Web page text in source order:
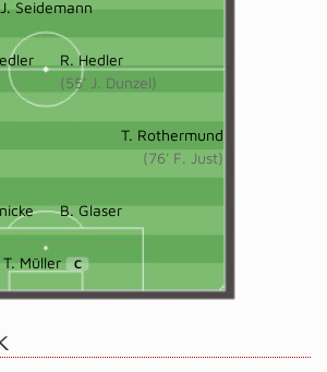
J. Seidemann
R. Hedler
(55' J. Dunzel)
T. Rothermund
(76' F. Just)
B. Glaser
T. Müller C